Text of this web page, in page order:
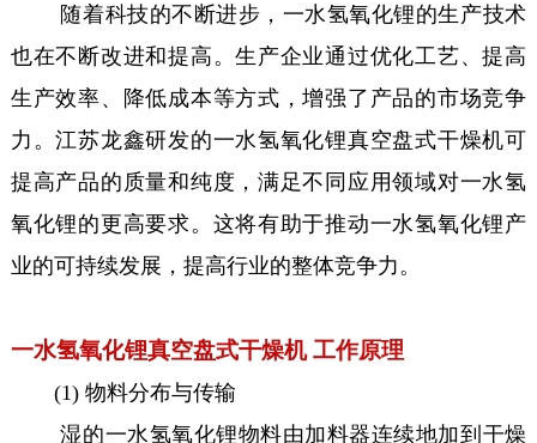
随着科技的不断进步，一水氢氧化锂的生产技术
也在不断改进和提高。生产企业通过优化工艺、提高
生产效率、降低成本等方式，增强了产品的市场竞争
力。江苏龙鑫研发的一水氢氧化锂真空盘式干燥机可
提高产品的质量和纯度，满足不同应用领域对一水氢
氧化锂的更高要求。这将有助于推动一水氢氧化锂产
业的可持续发展，提高行业的整体竞争力。
一水氢氧化锂真空盘式干燥机 工作原理
(1) 物料分布与传输
湿的一水氢氧化锂物料由加料器连续地加到干燥